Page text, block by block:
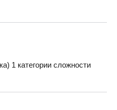
1 категории сложности